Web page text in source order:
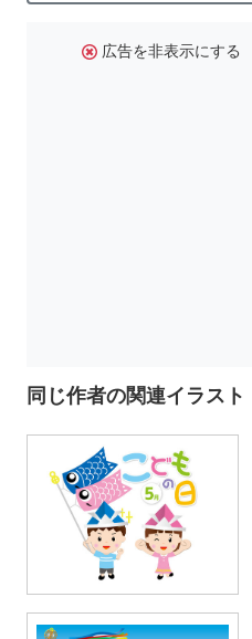
広告を非表示にする
同じ作者の関連イラスト